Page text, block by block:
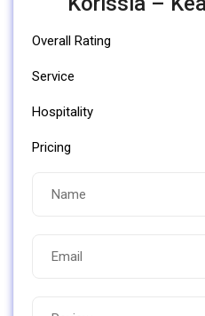
Overall Rating
Service
Hospitality
Pricing